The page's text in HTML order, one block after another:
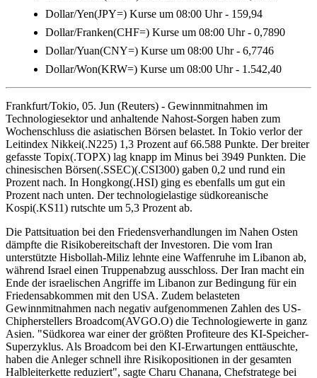
Dollar/Yen(JPY=) Kurse um 08:00 Uhr - 159,94
Dollar/Franken(CHF=) Kurse um 08:00 Uhr - 0,7890
Dollar/Yuan(CNY=) Kurse um 08:00 Uhr - 6,7746
Dollar/Won(KRW=) Kurse um 08:00 Uhr - 1.542,40
Frankfurt/Tokio, 05. Jun (Reuters) - Gewinnmitnahmen im
Technologiesektor und anhaltende Nahost-Sorgen haben zum
Wochenschluss die asiatischen Börsen belastet. In Tokio verlor der
Leitindex Nikkei(.N225) 1,3 Prozent auf 66.588 Punkte. Der breiter
gefasste Topix(.TOPX) lag knapp im Minus bei 3949 Punkten. Die
chinesischen Börsen(.SSEC)(.CSI300) gaben 0,2 und rund ein
Prozent nach. In Hongkong(.HSI) ging es ebenfalls um gut ein
Prozent nach unten. Der technologielastige südkoreanische
Kospi(.KS11) rutschte um 5,3 Prozent ab.
Die Pattsituation bei den Friedensverhandlungen im Nahen Osten
dämpfte die Risikobereitschaft der Investoren. Die vom Iran
unterstützte Hisbollah-Miliz lehnte eine Waffenruhe im Libanon ab,
während Israel einen Truppenabzug ausschloss. Der Iran macht ein
Ende der israelischen Angriffe im Libanon zur Bedingung für ein
Friedensabkommen mit den USA. Zudem belasteten
Gewinnmitnahmen nach negativ aufgenommenen Zahlen des US-
Chipherstellers Broadcom(AVGO.O) die Technologiewerte in ganz
Asien. "Südkorea war einer der größten Profiteure des KI-Speicher-
Superzyklus. Als Broadcom bei den KI-Erwartungen enttäuschte,
haben die Anleger schnell ihre Risikopositionen in der gesamten
Halbleiterkette reduziert", sagte Charu Chanana, Chefstratege bei